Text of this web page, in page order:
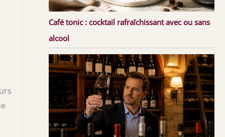
Café tonic : cocktail rafraîchissant avec ou sans
alcool